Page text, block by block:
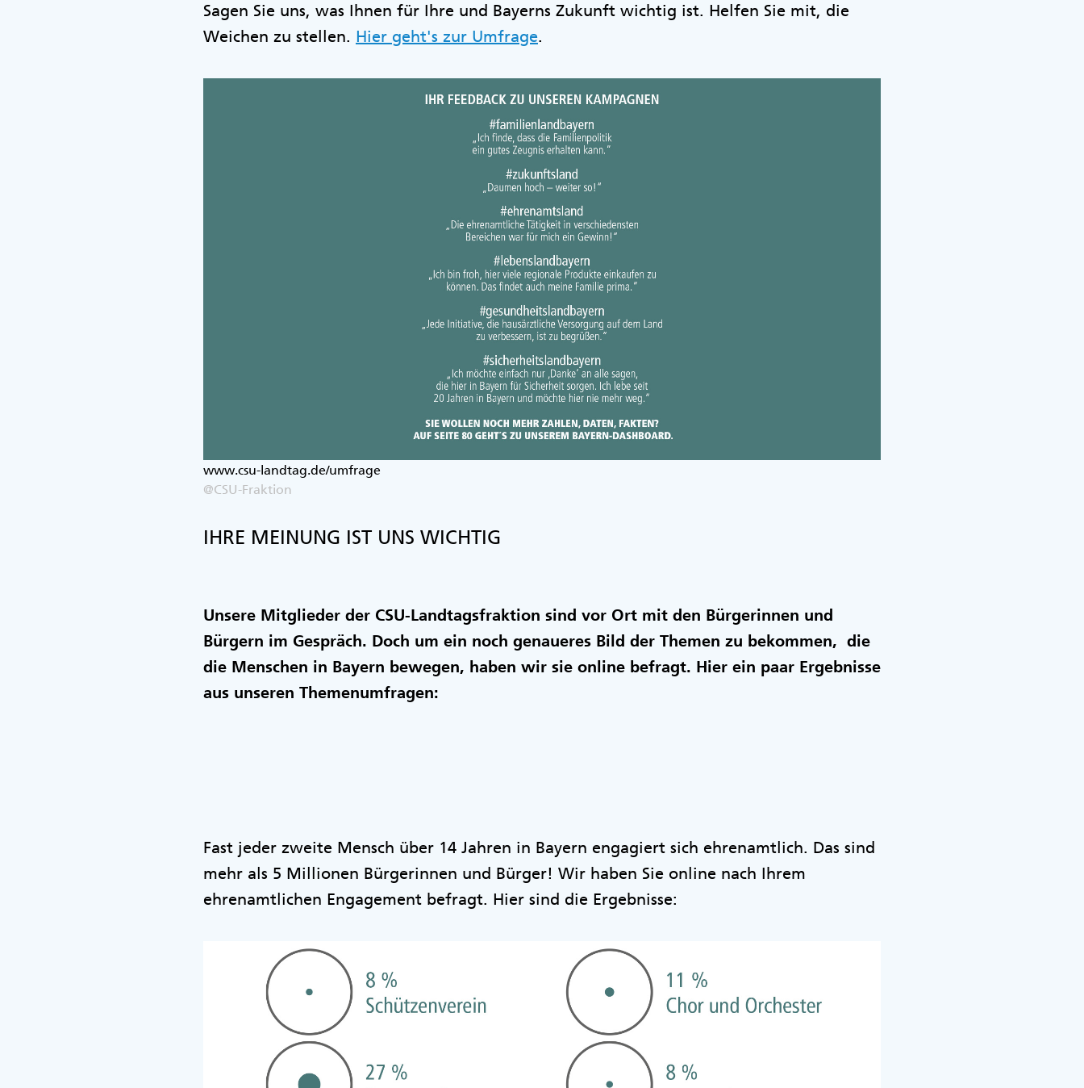
Sagen Sie uns, was Ihnen für Ihre und Bayerns Zukunft wichtig ist. Helfen Sie mit, die
Weichen zu stellen. Hier geht's zur Umfrage.
www.csu-landtag.de/umfrage
@CSU-Fraktion
IHRE MEINUNG IST UNS WICHTIG
Unsere Mitglieder der CSU-Landtagsfraktion sind vor Ort mit den Bürgerinnen und
Bürgern im Gespräch. Doch um ein noch genaueres Bild der Themen zu bekommen, die
die Menschen in Bayern bewegen, haben wir sie online befragt. Hier ein paar Ergebnisse
aus unseren Themenumfragen:
Fast jeder zweite Mensch über 14 Jahren in Bayern engagiert sich ehrenamtlich. Das sind
mehr als 5 Millionen Bürgerinnen und Bürger! Wir haben Sie online nach Ihrem
ehrenamtlichen Engagement befragt. Hier sind die Ergebnisse: